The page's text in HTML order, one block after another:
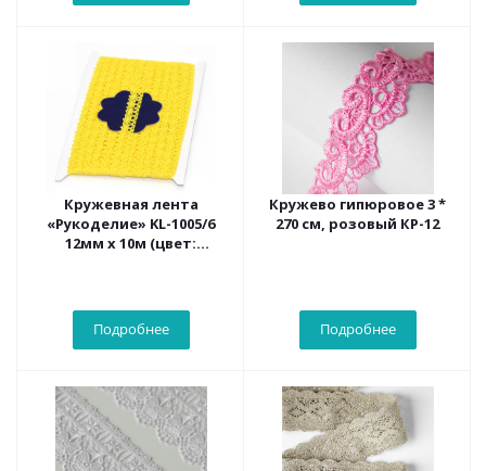
Кружевная лента
«Рукоделие» KL-1005/6
12мм х 10м (цвет:
Подробнее
Кружево гипюровое 3 *
270 см, розовый КР-12
Подробнее